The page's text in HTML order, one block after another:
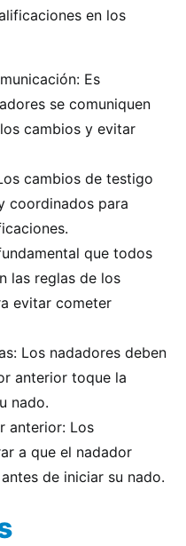
en los
Es
se comuniquen
cambios y evitar
cambios de testigo
coordinados para
que todos
las reglas de los
evitar cometer
Los nadadores deben
anterior toque la
nado.
anterior: Los
a que el nadador
de iniciar su nado.